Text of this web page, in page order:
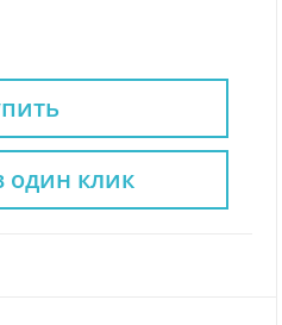
один клик